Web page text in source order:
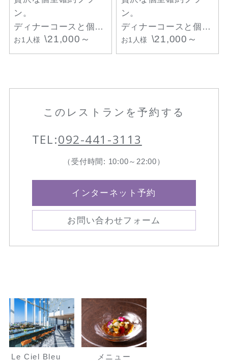
ン。
ディナーコースと個室
料(時間制限なし)+モ
エ・エ・シャンド
がら過ごすスペシャル
お1人様 \21,000～
ン。
ディナーコースと個室
料(時間制限なし)+ル
イ・ロデレール ブリュ
です。
がら過ごすスペシャル
お1人様 \21,000～
このレストランを予約する
TEL:092-441-3113
（受付時間: 10:00～22:00）
インターネット予約
お問い合わせフォーム
Le Ciel Bleu
メニュー